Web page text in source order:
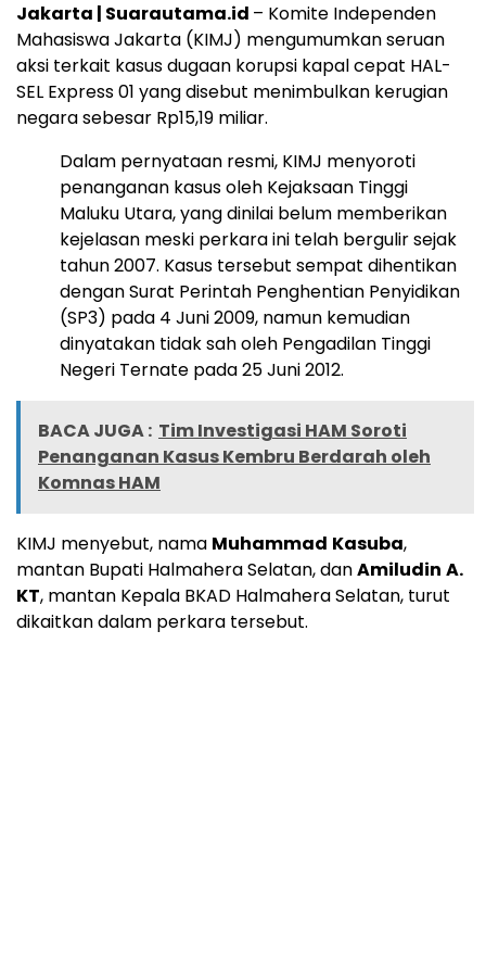
Jakarta | Suarautama.id – Komite Independen
Mahasiswa Jakarta (KIMJ) mengumumkan seruan
aksi terkait kasus dugaan korupsi kapal cepat HAL-
SEL Express 01 yang disebut menimbulkan kerugian
negara sebesar Rp15,19 miliar.
Dalam pernyataan resmi, KIMJ menyoroti
penanganan kasus oleh Kejaksaan Tinggi
Maluku Utara, yang dinilai belum memberikan
kejelasan meski perkara ini telah bergulir sejak
tahun 2007. Kasus tersebut sempat dihentikan
dengan Surat Perintah Penghentian Penyidikan
(SP3) pada 4 Juni 2009, namun kemudian
dinyatakan tidak sah oleh Pengadilan Tinggi
Negeri Ternate pada 25 Juni 2012.
BACA JUGA : Tim Investigasi HAM Soroti
Penanganan Kasus Kembru Berdarah oleh
Komnas HAM
KIMJ menyebut, nama Muhammad Kasuba,
mantan Bupati Halmahera Selatan, danAmiludin A.
KT, mantan Kepala BKAD Halmahera Selatan, turut
dikaitkan dalam perkara tersebut.